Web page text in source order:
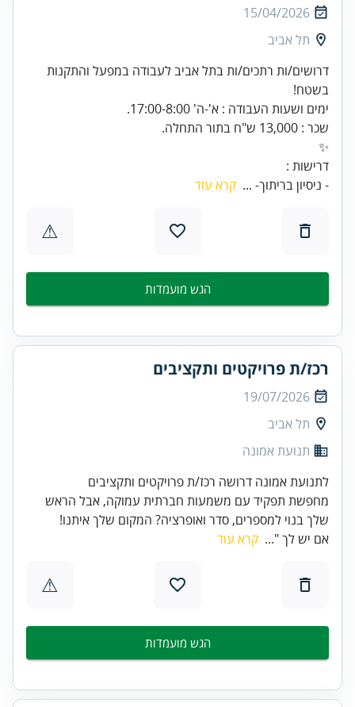
15/04/2026
תל אביב
דרושים/ות רתכים/ות בתל אביב לעבודה במפעל והתקנות
דרישות :
- ניסיון בריתוך- ... קרא עוד
⚠
הגש מועמדות
רכז/ת פרויקטים ותקציבים
19/07/2026
תל אביב
תנועת אמונה
לתנועת אמונה דרושה רכז/ת פרויקטים ותקציבים
מחפשת תפקיד עם משמעות חברתית עמוקה, אבל הראש
שלך בנוי למספרים, סדר ואופרציה? המקום שלך איתנו!
אם יש לך "... קרא עוד
⚠
הגש מועמדות